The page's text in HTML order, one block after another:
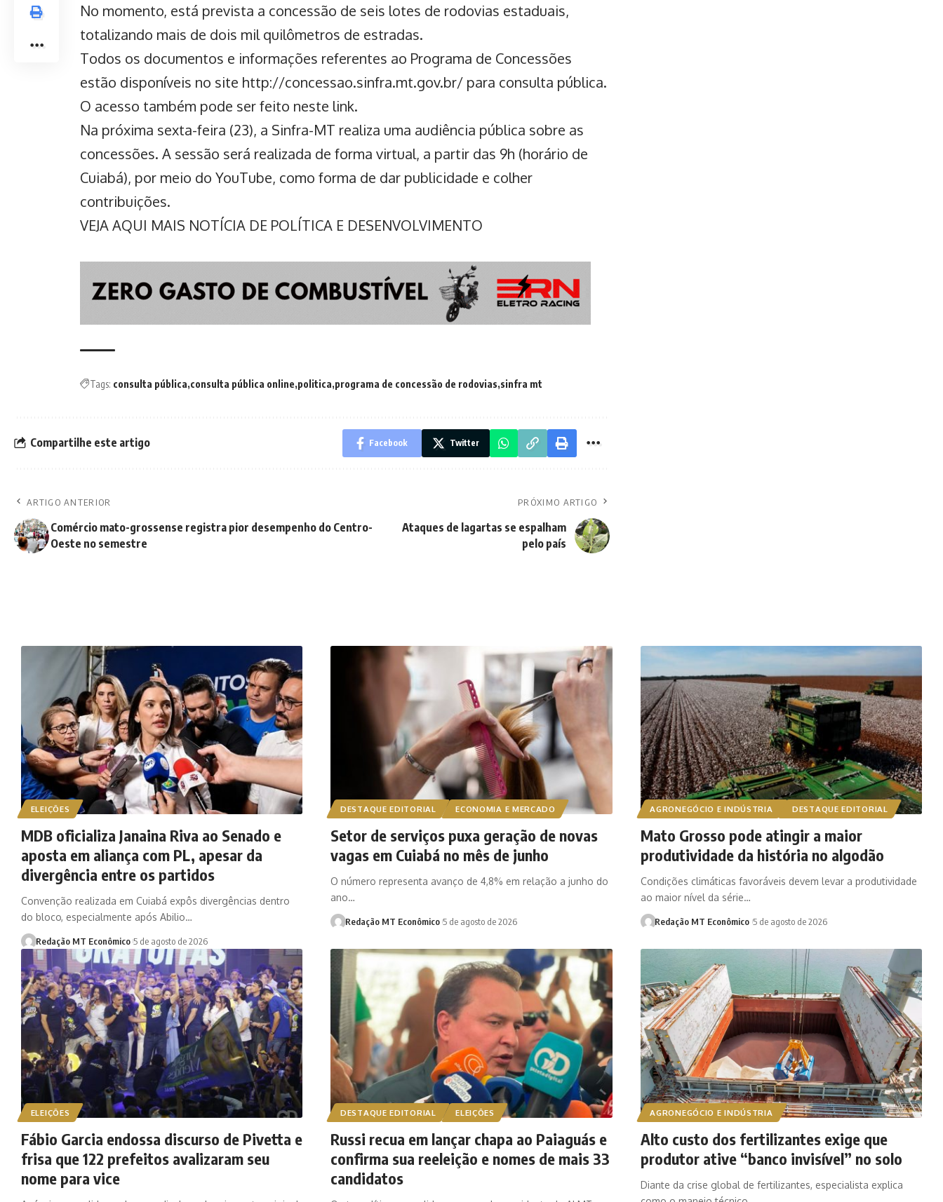
No momento, está prevista a concessão de seis lotes de rodovias estaduais,
totalizando mais de dois mil quilômetros de estradas.
Todos os documentos e informações referentes ao Programa de Concessões
estão disponíveis no site http://concessao.sinfra.mt.gov.br/ para consulta pública.
O acesso também pode ser feito neste link.
Na próxima sexta-feira (23), a Sinfra-MT realiza uma audiência pública sobre as
concessões. A sessão será realizada de forma virtual, a partir das 9h (horário de
Cuiabá), por meio do YouTube, como forma de dar publicidade e colher
contribuições.
VEJA AQUI MAIS NOTÍCIA DE POLÍTICA E DESENVOLVIMENTO
Tags: consulta pública consulta pública online politica programa de concessão de rodovias sinfra mt
Compartilhe este artigo Facebook Twitter
ARTIGO ANTERIOR
Comércio mato-grossense registra pior desempenho do Centro-
Oeste no semestre
PRÓXIMO ARTIGO
Ataques de lagartas se espalham
pelo país
ELEIÇÕES
MDB oficializa Janaina Riva ao Senado e
aposta em aliança com PL, apesar da
divergência entre os partidos
Convenção realizada em Cuiabá expôs divergências dentro
do bloco, especialmente após Abilio…
Redação MT Econômico 5 de agosto de 2026
DESTAQUE EDITORIAL ECONOMIA E MERCADO
Setor de serviços puxa geração de novas
vagas em Cuiabá no mês de junho
O número representa avanço de 4,8% em relação a junho do
ano…
Redação MT Econômico 5 de agosto de 2026
AGRONEGÓCIO E INDÚSTRIA DESTAQUE EDITORIAL
Mato Grosso pode atingir a maior
produtividade da história no algodão
Condições climáticas favoráveis devem levar a produtividade
ao maior nível da série…
Redação MT Econômico 5 de agosto de 2026
ELEIÇÕES
Fábio Garcia endossa discurso de Pivetta e
frisa que 122 prefeitos avalizaram seu
nome para vice
DESTAQUE EDITORIAL ELEIÇÕES
Russi recua em lançar chapa ao Paiaguás e
confirma sua reeleição e nomes de mais 33
candidatos
AGRONEGÓCIO E INDÚSTRIA
Alto custo dos fertilizantes exige que
produtor ative “banco invisível” no solo
Diante da crise global de fertilizantes, especialista explica